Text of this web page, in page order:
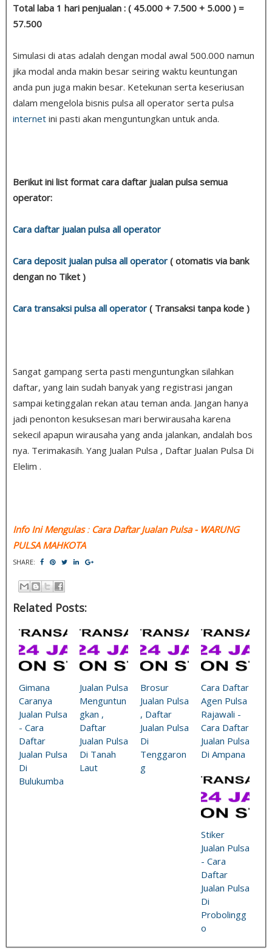
Total laba 1 hari penjualan : ( 45.000 + 7.500 + 5.000 ) =
57.500
Simulasi di atas adalah dengan modal awal 500.000 namun
jika modal anda makin besar seiring waktu keuntungan
anda pun juga makin besar. Ketekunan serta keseriusan
dalam mengelola bisnis pulsa all operator serta pulsa
internet ini pasti akan menguntungkan untuk anda.
Berikut ini list format cara daftar jualan pulsa semua
operator:
Cara daftar jualan pulsa all operator
Cara deposit jualan pulsa all operator ( otomatis via bank
dengan no Tiket )
Cara transaksi pulsa all operator ( Transaksi tanpa kode )
Sangat gampang serta pasti menguntungkan silahkan
daftar, yang lain sudah banyak yang registrasi jangan
sampai ketinggalan rekan atau teman anda. Jangan hanya
jadi penonton kesuksesan mari berwirausaha karena
sekecil apapun wirausaha yang anda jalankan, andalah bos
nya. Terimakasih. Yang Jualan Pulsa , Daftar Jualan Pulsa Di
Elelim .
Info Ini Mengulas: Cara Daftar Jualan Pulsa- WARUNG
PULSA MAHKOTA
SHARE:
Related Posts:
Gimana
Caranya
Jualan Pulsa
- Cara
Daftar
Jualan Pulsa
Di
Bulukumba
Jualan Pulsa
Menguntun
gkan ,
Daftar
Jualan Pulsa
Di Tanah
Laut
Brosur
Jualan Pulsa
, Daftar
Jualan Pulsa
Di
Tenggaron
g
Cara Daftar
Agen Pulsa
Rajawali -
Cara Daftar
Jualan Pulsa
Di Ampana
Stiker
Jualan Pulsa
- Cara
Daftar
Jualan Pulsa
Di
Probolingg
o